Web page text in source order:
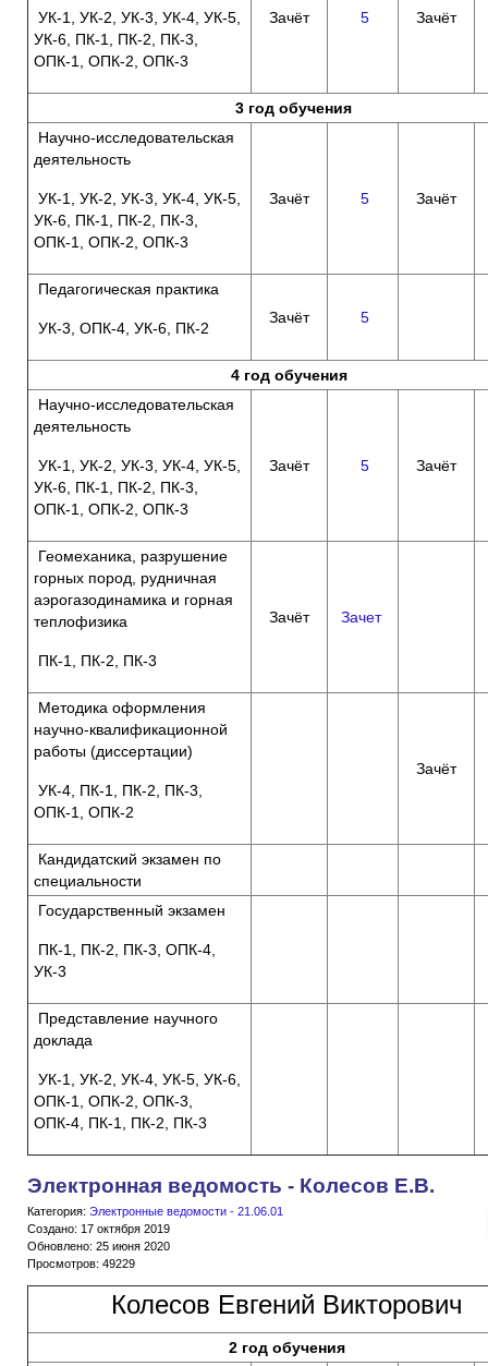
УК-1, УК-2, УК-3, УК-4, УК-5,
УК-6, ПК-1, ПК-2, ПК-3,
ОПК-1, ОПК-2, ОПК-3
Зачёт 5 Зачёт
3 год обучения
Научно-исследовательская
деятельность
УК-1, УК-2, УК-3, УК-4, УК-5,
УК-6, ПК-1, ПК-2, ПК-3,
ОПК-1, ОПК-2, ОПК-3
Зачёт 5 Зачёт
Педагогическая практика
УК-3, ОПК-4, УК-6, ПК-2
Зачёт 5
4 год обучения
Научно-исследовательская
деятельность
УК-1, УК-2, УК-3, УК-4, УК-5,
УК-6, ПК-1, ПК-2, ПК-3,
ОПК-1, ОПК-2, ОПК-3
Зачёт 5 Зачёт
Геомеханика, разрушение
горных пород, рудничная
аэрогазодинамика и горная
теплофизика
ПК-1, ПК-2, ПК-3
Зачёт Зачет
Методика оформления
научно-квалификационной
работы (диссертации)
УК-4, ПК-1, ПК-2, ПК-3,
ОПК-1, ОПК-2
Зачёт
Кандидатский экзамен по
специальности
Государственный экзамен
ПК-1, ПК-2, ПК-3, ОПК-4,
УК-3
Представление научного
доклада
УК-1, УК-2, УК-4, УК-5, УК-6,
ОПК-1, ОПК-2, ОПК-3,
ОПК-4, ПК-1, ПК-2, ПК-3
Электронная ведомость - Колесов Е.В.
Категория: Электронные ведомости - 21.06.01
Создано: 17 октября 2019
Обновлено: 25 июня 2020
Просмотров: 49229
Колесов Евгений Викторович
2 год обучения